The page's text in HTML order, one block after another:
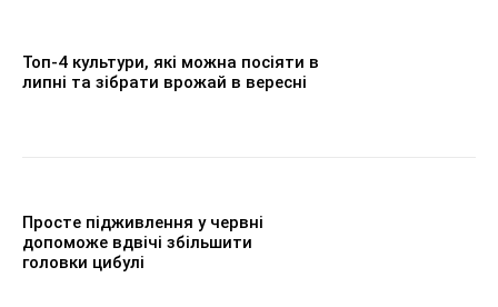
Топ-4 культури, які можна посіяти в
липні та зібрати врожай в вересні
Просте підживлення у червні
допоможе вдвічі збільшити
головки цибулі